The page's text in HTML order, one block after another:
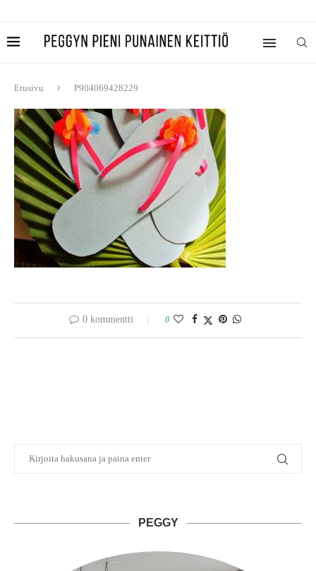
Etusivu P904069428229
0 kommentti 0
PEGGY